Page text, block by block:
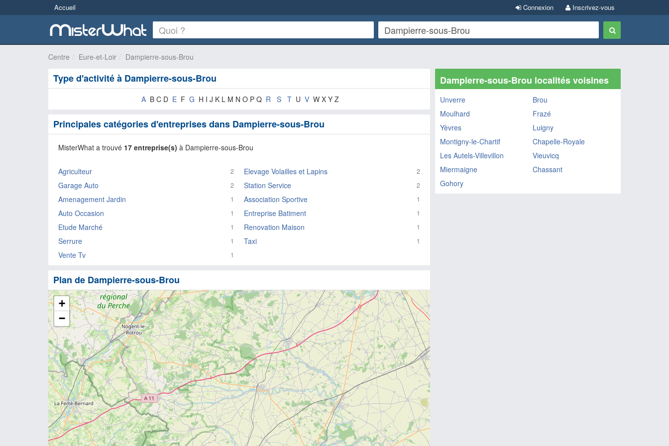
Accueil Inscrivez-vous
Connexion
Centre Eure-et-Loir Dampierre-sous-Brou
Type d'activité à Dampierre-sous-Brou
A B C D E F G H I J K L M N O P Q R S T U V W X Y Z
Principales catégories d'entreprises dans Dampierre-sous-Brou
MisterWhat a trouvé 17 entreprise(s) à Dampierre-sous-Brou
Agriculteur 2 Elevage Volailles et Lapins 2
Garage Auto 2 Station Service 2
Amenagement Jardin 1 Association Sportive 1
Auto Occasion 1 Entreprise Batiment 1
Etude Marché 1 Renovation Maison 1
Serrure 1 Taxi 1
Vente Tv 1
Plan de Dampierre-sous-Brou
+
−
Dampierre-sous-Brou localités voisines
Unverre
Brou
Moulhard
Frazé
Yèvres
Luigny
Montigny-le-Chartif
Chapelle-Royale
Les Autels-Villevillon
Vieuvicq
Miermaigne
Chassant
Gohory